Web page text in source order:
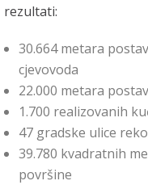
rezultati:
30.664 metara
cjevovoda
22.000 metara
1.700 realizovanih
47 gradske ulice
39.780 kvadratnih
površine